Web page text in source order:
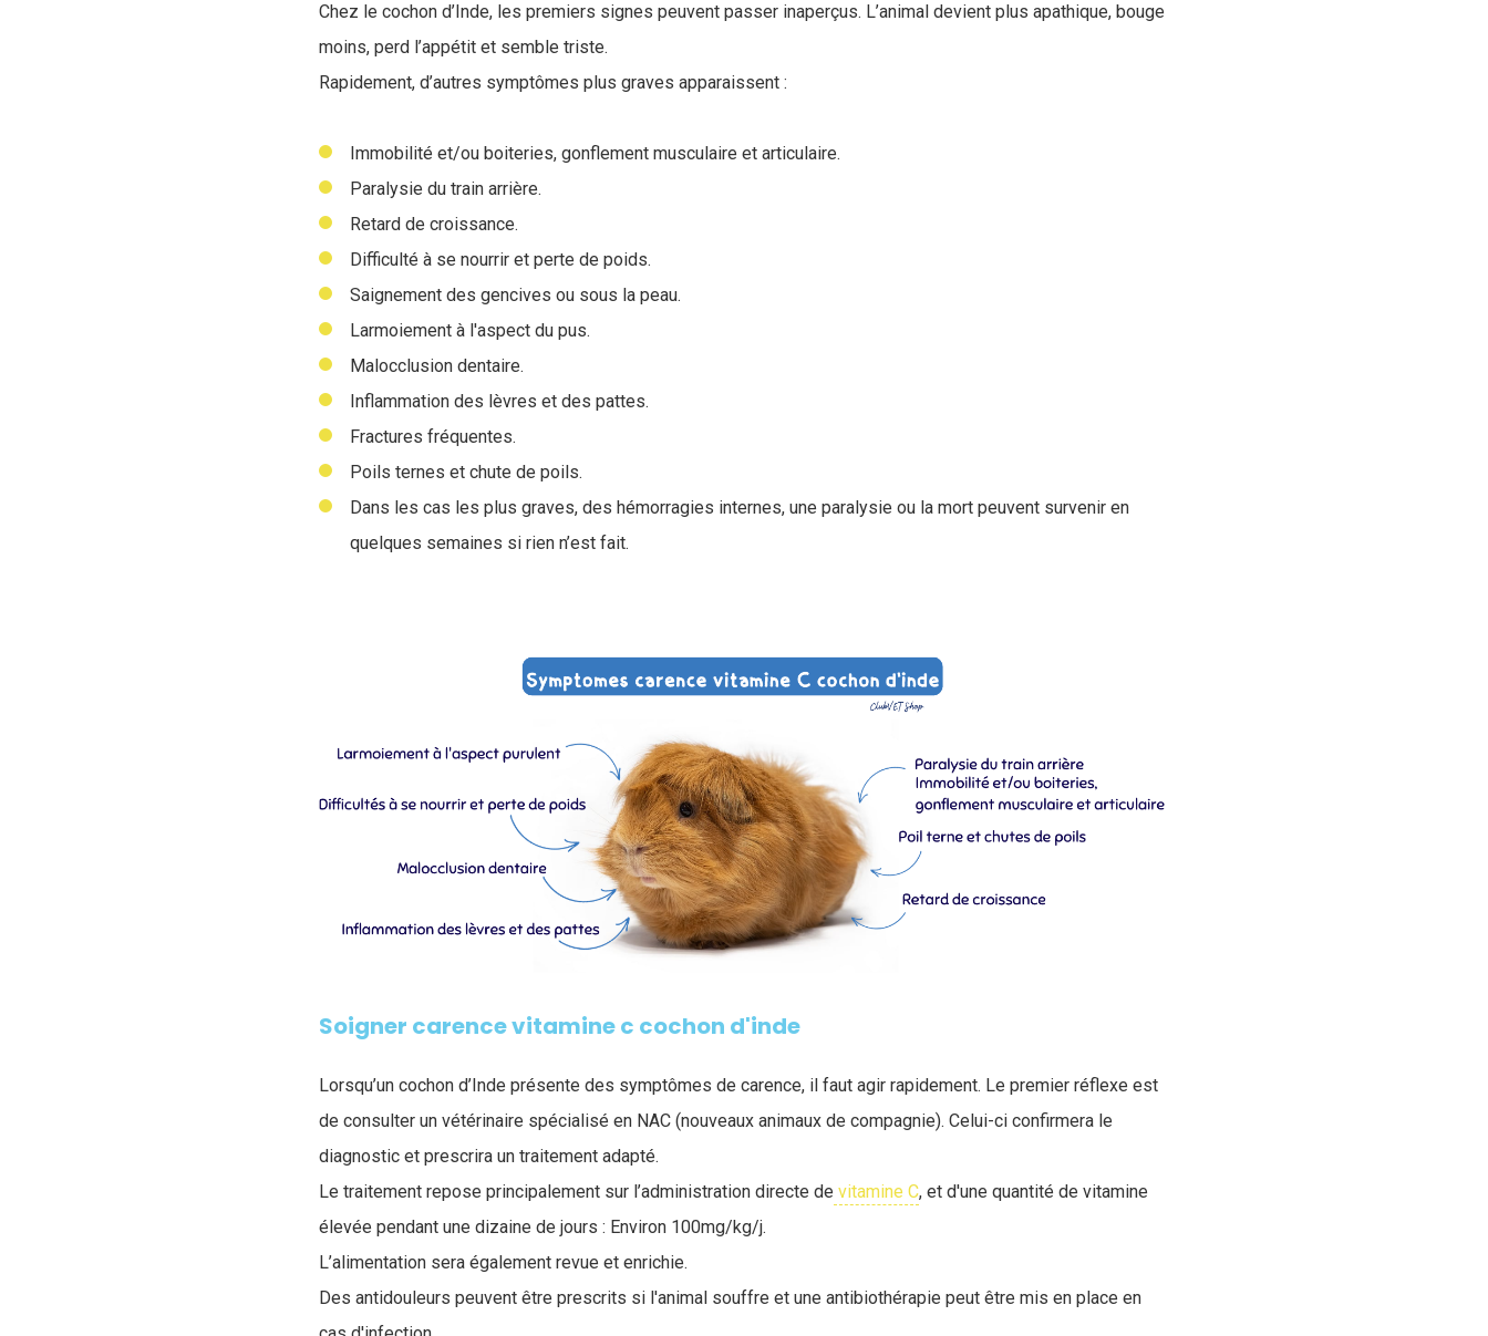
Chez le cochon d’Inde, les premiers signes peuvent passer inaperçus. L’animal devient plus apathique, bouge
moins, perd l’appétit et semble triste.
Rapidement, d’autres symptômes plus graves apparaissent :
Immobilité et/ou boiteries, gonflement musculaire et articulaire.
Paralysie du train arrière.
Retard de croissance.
Difficulté à se nourrir et perte de poids.
Saignement des gencives ou sous la peau.
Larmoiement à l'aspect du pus.
Malocclusion dentaire.
Inflammation des lèvres et des pattes.
Fractures fréquentes.
Poils ternes et chute de poils.
Dans les cas les plus graves, des hémorragies internes, une paralysie ou la mort peuvent survenir en
quelques semaines si rien n’est fait.
Soigner carence vitamine c cochon d'inde
Lorsqu’un cochon d’Inde présente des symptômes de carence, il faut agir rapidement. Le premier réflexe est
de consulter un vétérinaire spécialisé en NAC (nouveaux animaux de compagnie). Celui-ci confirmera le
diagnostic et prescrira un traitement adapté.
Le traitement repose principalement sur l’administration directe de vitamine C, et d'une quantité de vitamine
élevée pendant une dizaine de jours : Environ 100mg/kg/j.
L’alimentation sera également revue et enrichie.
Des antidouleurs peuvent être prescrits si l'animal souffre et une antibiothérapie peut être mis en place en